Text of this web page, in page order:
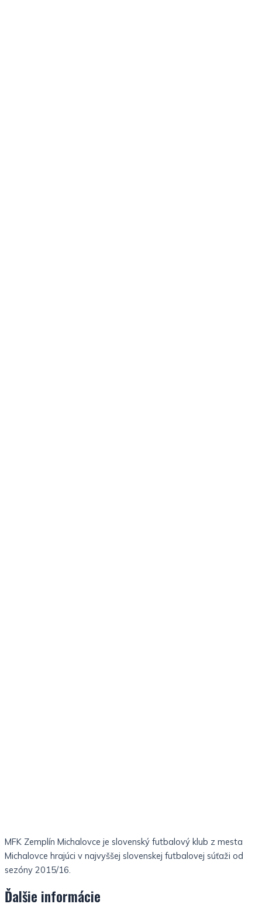
MFK Zemplín Michalovce je slovenský futbalový klub z mesta
Michalovce hrajúci v najvyššej slovenskej futbalovej súťaži od
sezóny 2015/16.
Ďalšie informácie